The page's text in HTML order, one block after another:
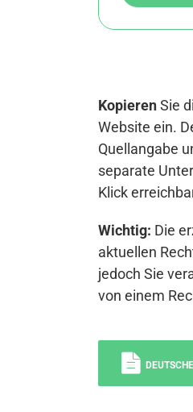
KopierenSie
Website ein.
Quellangabe
separate
Klick
Wichtig: Die
aktuellen
jedoch Sie
von einem